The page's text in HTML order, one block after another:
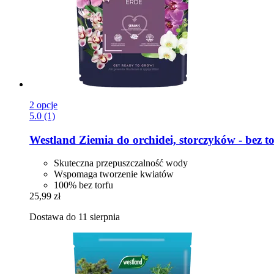
2 opcje
5.0 (1)
Westland Ziemia do orchidei, storczyków -​ bez
Skuteczna przepuszczalność wody
Wspomaga tworzenie kwiatów
100% bez torfu
25,99 zł
Dostawa do 11 sierpnia